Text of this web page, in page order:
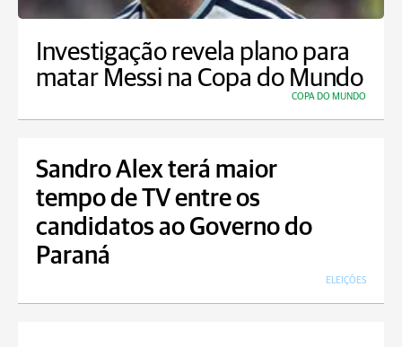
Investigação revela plano para
matar Messi na Copa do Mundo
COPA DO MUNDO
Sandro Alex terá maior
tempo de TV entre os
candidatos ao Governo do
Paraná
ELEIÇÕES